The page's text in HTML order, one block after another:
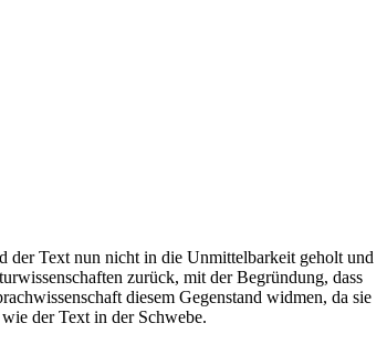
der Text nun nicht in die Unmittelbarkeit geholt und
zurück, mit der Begründung, dass
diesem Gegenstand widmen, da sie
der Text in der Schwebe.